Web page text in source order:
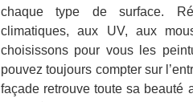
chaque type de surface.
climatiques, aux UV, aux
choisissons pour vous les
pouvez toujours compter sur
façade retrouve toute sa beauté